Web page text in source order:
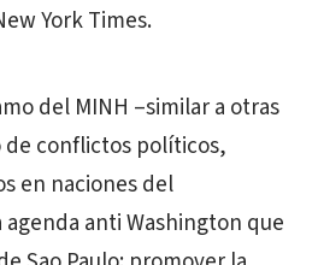
York Times.
del MINH –similar a otras
conflictos políticos,
en naciones del
anti Washington que